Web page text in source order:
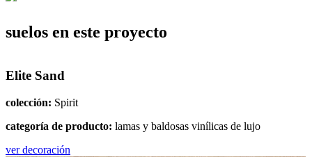
suelos en este proyecto
Elite Sand
colección: Spirit
categoría de producto: lamas y baldosas vinílicas de lujo
ver decoración